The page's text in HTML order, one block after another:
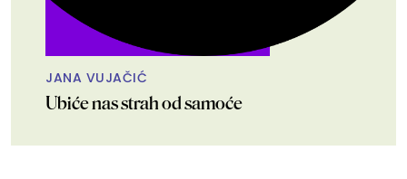
JANA VUJAČIĆ
Ubiće nas strah od samoće